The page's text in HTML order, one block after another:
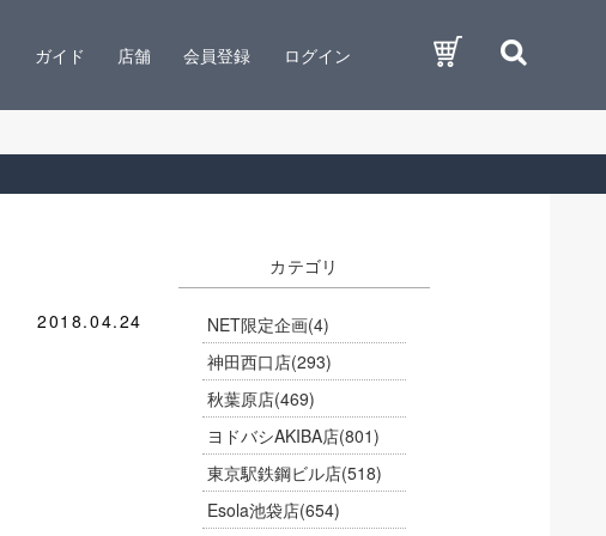
ガイド 店舗 会員登録 ログイン
2018.04.24
カテゴリ
NET限定企画(4)
神田西口店(293)
秋葉原店(469)
ヨドバシAKIBA店(801)
東京駅鉄鋼ビル店(518)
Esola池袋店(654)